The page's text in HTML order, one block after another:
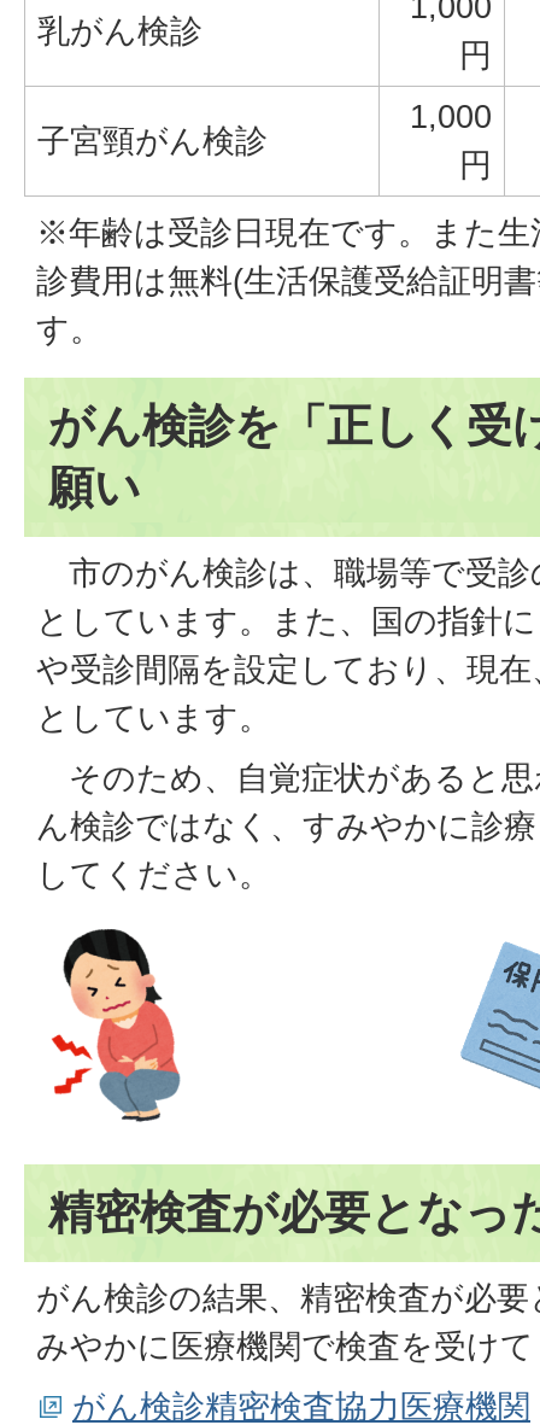
乳がん検診
円
子宮頸がん検診
1,000
円
※年齢は受診日現在です。また生
診費用は無料(生活保護受給証明
す。
がん検診を「正しく受
願い
市のがん検診は、職場等で受診
としています。また、国の指針
や受診間隔を設定しており、現
としています。
そのため、自覚症状があると
ん検診ではなく、すみやかに診
してください。
精密検査が必要となっ
がん検診の結果、精密検査が必
みやかに医療機関で検査を受け
がん検診精密検査協力医療機関